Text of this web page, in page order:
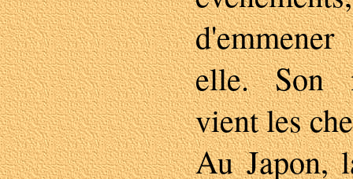
elle. Son
vient les
Au Japon,